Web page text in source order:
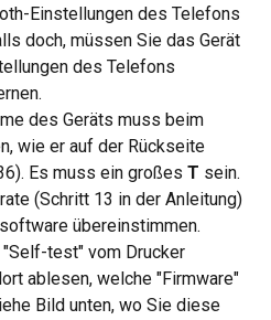
Einstellungen des Telefons
doch, müssen Sie das Gerät
des Telefons
des Geräts muss beim
wie er auf der Rückseite
Es muss ein großes T sein.
(Schritt 13 in der Anleitung)
übereinstimmen.
test" vom Drucker
ablesen, welche "Firmware"
Bild unten, wo Sie diese